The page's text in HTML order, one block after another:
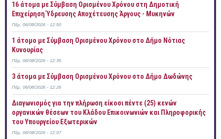
16 άτομα με Σύμβαση Ορισμένου Χρόνου στη Δημοτική
Επιχείρηση Ύδρευσης Αποχέτευσης Άργους - Μυκηνών
Πέμ, 06/08/2026 - 12:50
1 άτομο με Σύμβαση Ορισμένου Χρόνου στο Δήμο Νότιας
Κυνουρίας
Πέμ, 06/08/2026 - 12:35
3 άτομα με Σύμβαση Ορισμένου Χρόνου στο Δήμο Δωδώνης
Πέμ, 06/08/2026 - 12:26
Διαγωνισμός για την πλήρωση είκοσι πέντε (25) κενών
οργανικών θέσεων του Κλάδου Επικοινωνιών και Πληροφορικής
του Υπουργείου Εξωτερικών
Πέμ, 06/08/2026 - 12:07